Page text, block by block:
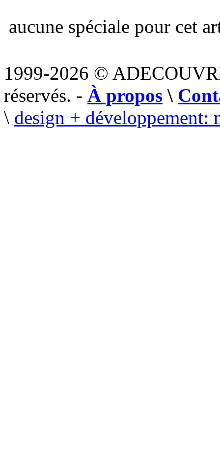
aucune spéciale pour cet
1999-2026 ©
réservés. - À propos \
\ design + développement: